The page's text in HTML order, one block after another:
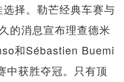
择。勒芒经典车赛与
的消息宣布理查德米
和Sébastien Buemi
中获胜夺冠。只有顶